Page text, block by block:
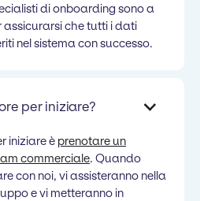
di onboarding sono a
che tutti i dati
nel sistema con successo.
per iniziare?
iniziare è prenotare un
commerciale. Quando
con noi, vi assisteranno nella
e vi metteranno in